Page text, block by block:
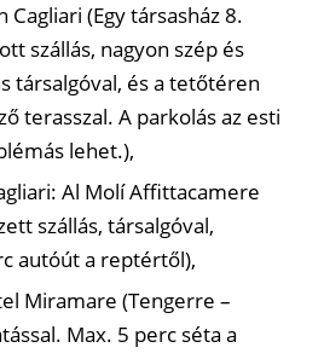
Cagliari (Egy társasház 8.
szállás, nagyon szép és
társalgóval, és a tetőtéren
terasszal. A parkolás az esti
lehet.),
Al Molí Affittacamere
szállás, társalgóval,
autóút a reptértől),
Miramare (Tengerre –
Max. 5 perc séta a